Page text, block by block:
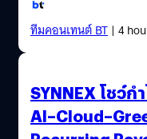
ทีมคอนเทนต์ BT| 4
SYNNEX โชว์ก